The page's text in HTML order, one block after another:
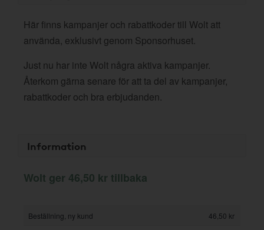
Här finns kampanjer och rabattkoder till Wolt att
använda, exklusivt genom Sponsorhuset.
Just nu har inte Wolt några aktiva kampanjer.
Återkom gärna senare för att ta del av kampanjer,
rabattkoder och bra erbjudanden.
Information
Wolt ger 46,50 kr tillbaka
Beställning, ny kund
46,50 kr